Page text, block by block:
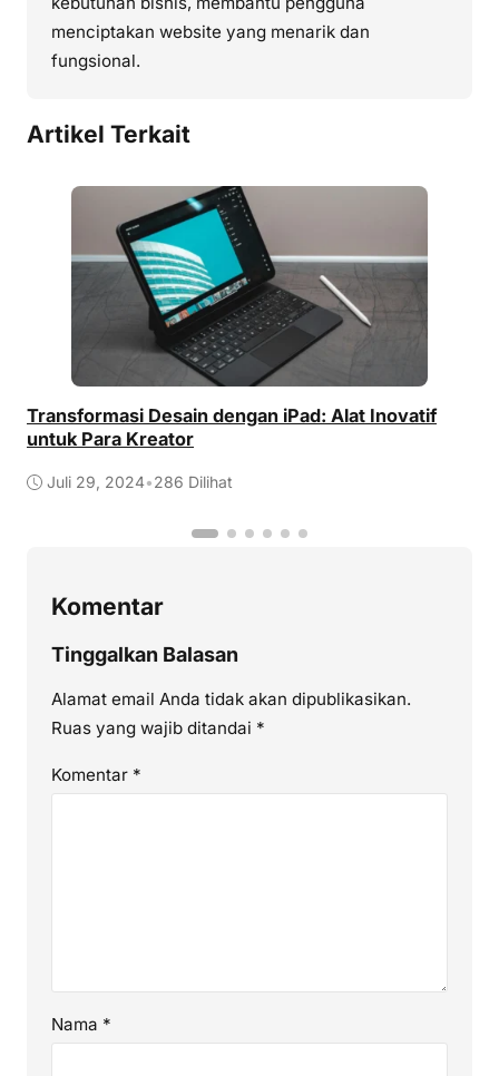
menciptakan website yang menarik dan
fungsional.
Artikel Terkait
Transformasi Desain dengan iPad: Alat Inovatif
untuk Para Kreator
Juli 29, 2024•286 Dilihat
Komentar
Tinggalkan Balasan
Alamat email Anda tidak akan dipublikasikan.
Ruas yang wajib ditandai *
Komentar *
Nama *